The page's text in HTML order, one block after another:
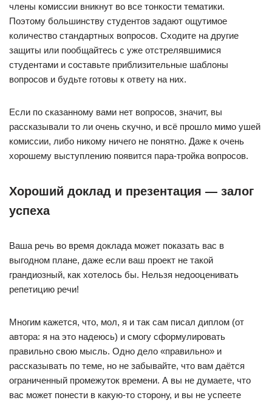
члены комиссии вникнут во все тонкости тематики.
Поэтому большинству студентов задают ощутимое
количество стандартных вопросов. Сходите на другие
защиты или пообщайтесь с уже отстрелявшимися
студентами и составьте приблизительные шаблоны
вопросов и будьте готовы к ответу на них.
Если по сказанному вами нет вопросов, значит, вы
рассказывали то ли очень скучно, и всё прошло мимо ушей
комиссии, либо никому ничего не понятно. Даже к очень
хорошему выступлению появится пара-тройка вопросов.
Хороший доклад и презентация — залог
успеха
Ваша речь во время доклада может показать вас в
выгодном плане, даже если ваш проект не такой
грандиозный, как хотелось бы. Нельзя недооценивать
репетицию речи!
Многим кажется, что, мол, я и так сам писал диплом (от
автора: я на это надеюсь) и смогу сформулировать
правильно свою мысль. Одно дело «правильно» и
рассказывать по теме, но не забывайте, что вам даётся
ограниченный промежуток времени. А вы не думаете, что
вас может понести в какую-то сторону, и вы не успеете